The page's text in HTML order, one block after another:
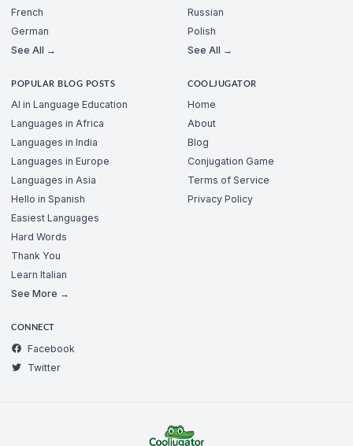
French
German
See All →
Russian
Polish
See All →
POPULAR BLOG POSTS
AI in Language Education
Languages in Africa
Languages in India
Languages in Europe
Languages in Asia
Hello in Spanish
Easiest Languages
Hard Words
Thank You
Learn Italian
See More →
COOLJUGATOR
Home
About
Blog
Conjugation Game
Terms of Service
Privacy Policy
CONNECT
Facebook
Twitter